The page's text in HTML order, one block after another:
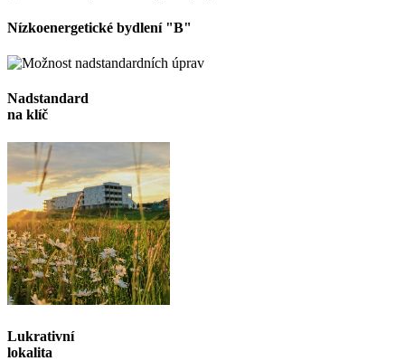
Nízkoenergetické bydlení "B"
Nadstandard
na klíč
Lukrativní
lokalita